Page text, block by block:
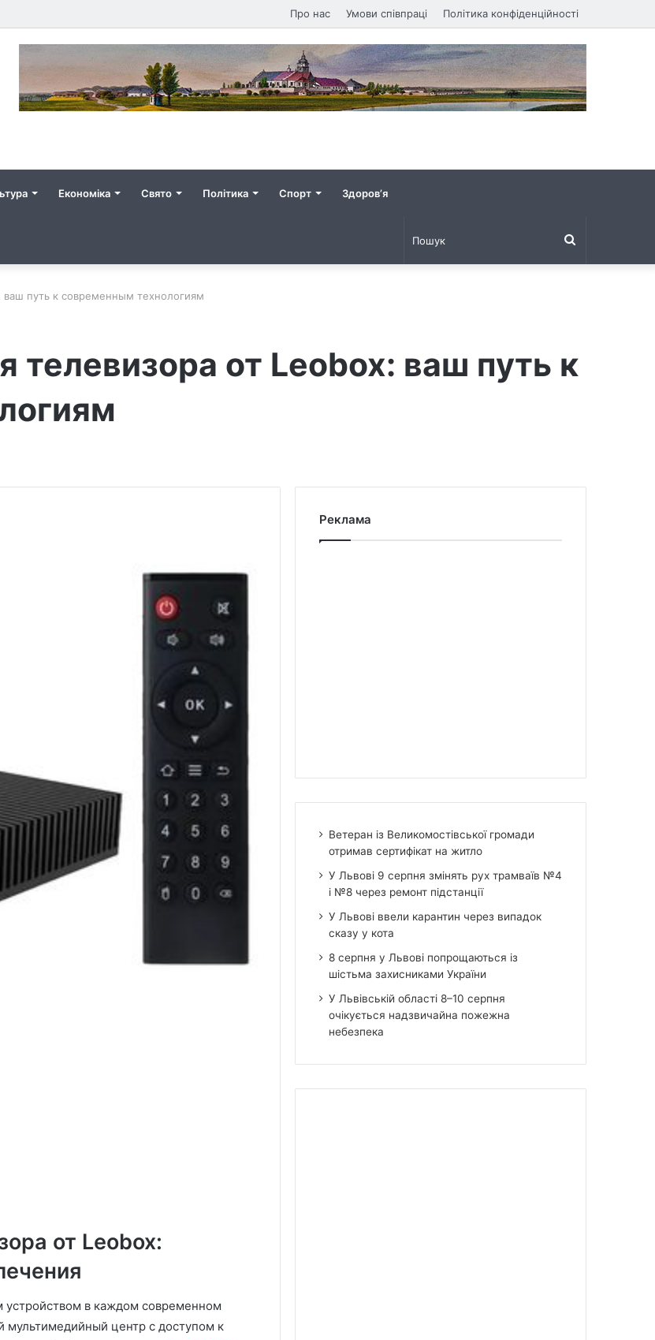
Про нас Умови співпраці Політика конфіденційності
Економіка Свято Політика Спорт Здоров’я
ваш путь к современным технологиям
телевизора от Leobox: ваш путь к
от Leobox:
устройством в каждом современном
центр с доступом к
Реклама
Ветеран із Великомостівської громади
отримав сертифікат на житло
У Львові 9 серпня змінять рух трамваїв №4
і №8 через ремонт підстанції
У Львові ввели карантин через випадок
сказу у кота
8 серпня у Львові попрощаються із
шістьма захисниками України
У Львівській області 8–10 серпня
очікується надзвичайна пожежна
небезпека